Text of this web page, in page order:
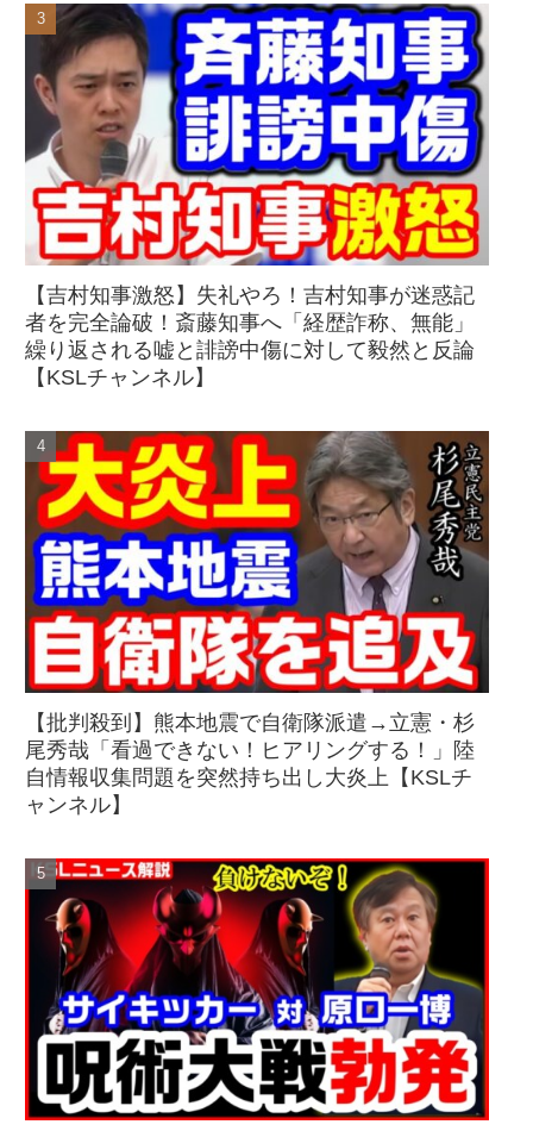
【吉村知事激怒】失礼やろ！吉村知事が迷惑記
者を完全論破！斎藤知事へ「経歴詐称、無能」
繰り返される嘘と誹謗中傷に対して毅然と反論
【KSLチャンネル】
【批判殺到】熊本地震で自衛隊派遣→立憲・杉
尾秀哉「看過できない！ヒアリングする！」陸
自情報収集問題を突然持ち出し大炎上【KSLチ
ャンネル】